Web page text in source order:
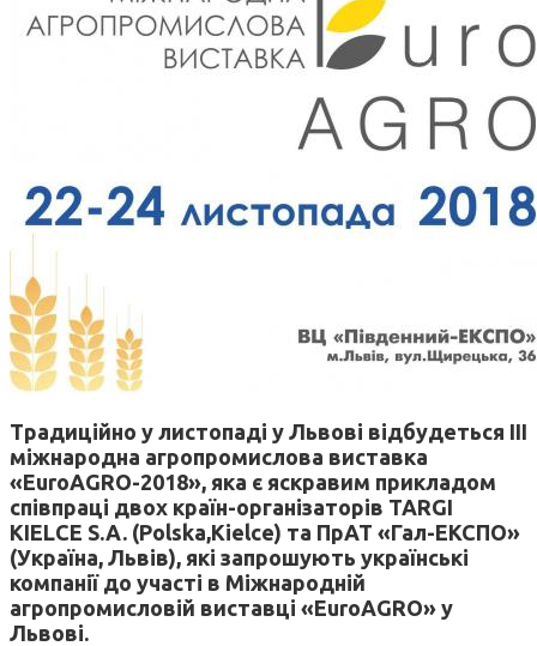
Традиційно у листопаді у Львові відбудеться III
міжнародна агропромислова виставка
«EuroAGRO-2018», яка є яскравим прикладом
співпраці двох країн-організаторів TARGI
KIELCE S.A. (Polska,Kielce) та ПрАТ «Гал-ЕКСПО»
(Україна, Львів), які запрошують українські
компанії до участі в Міжнародній
агропромисловій виставці «EuroAGRO» у
Львові.